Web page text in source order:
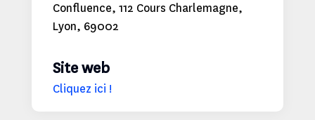
Confluence, 112 Cours Charlemagne,
Lyon, 69002
Site web
Cliquez ici !